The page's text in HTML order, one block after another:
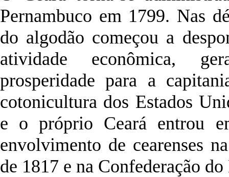
Pernambuco em 1799. Nas
do algodão começou a
atividade econômica,
prosperidade para a
cotonicultura dos Estados
e o próprio Ceará entrou
envolvimento de cearenses
de 1817 e na Confederação